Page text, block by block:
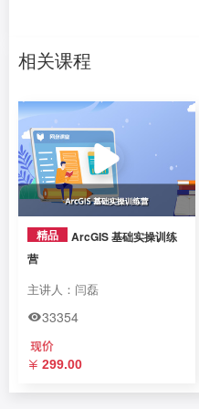
2.5.3 取字段右边5位.
2.5.4 标注面积为亩，保留一位小数.
2.5.5 标注压盖处理
2.6 分式标注
2.7 等高线标注
2.8 Maplex标注
3.数据编辑
4.数据采集和处理
5.数据转换
相关课程
精品
ArcGIS 基础实操训练
营
主讲人：闫磊
33354
299.00